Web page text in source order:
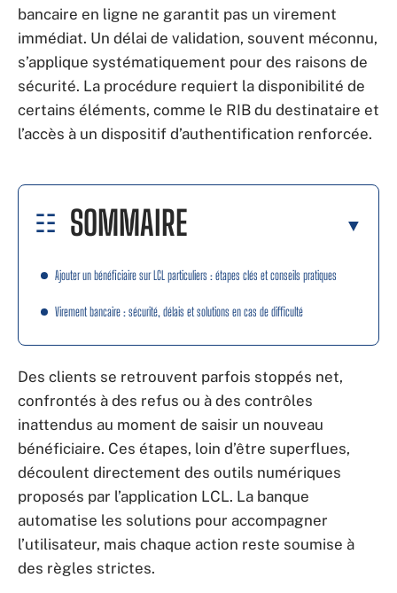
bancaire en ligne ne garantit pas un virement
immédiat. Un délai de validation, souvent méconnu,
s’applique systématiquement pour des raisons de
sécurité. La procédure requiert la disponibilité de
certains éléments, comme le RIB du destinataire et
l’accès à un dispositif d’authentification renforcée.
SOMMAIRE
Ajouter un bénéficiaire sur LCL particuliers : étapes clés et conseils pratiques
Virement bancaire : sécurité, délais et solutions en cas de difficulté
Des clients se retrouvent parfois stoppés net,
confrontés à des refus ou à des contrôles
inattendus au moment de saisir un nouveau
bénéficiaire. Ces étapes, loin d’être superflues,
découlent directement des outils numériques
proposés par l’application LCL. La banque
automatise les solutions pour accompagner
l’utilisateur, mais chaque action reste soumise à
des règles strictes.